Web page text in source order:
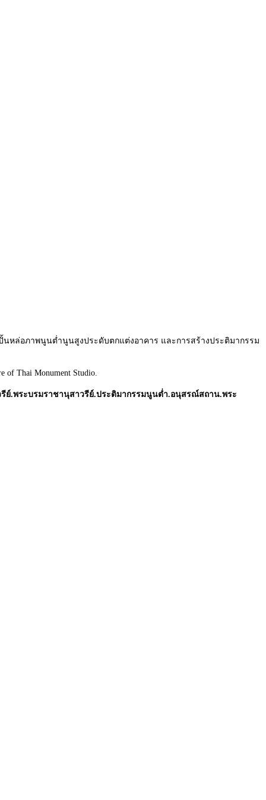
หล่อภาพนูนต่ำนูนสูงประดับตกแต่งอาคาร และการสร้างประติมากรรม
of Thai Monument Studio
ย์.พระบรมราชานุสาวรีย์.ประติมากรรมนูนต่ำ.อนุสรณ์สถาน.พระ